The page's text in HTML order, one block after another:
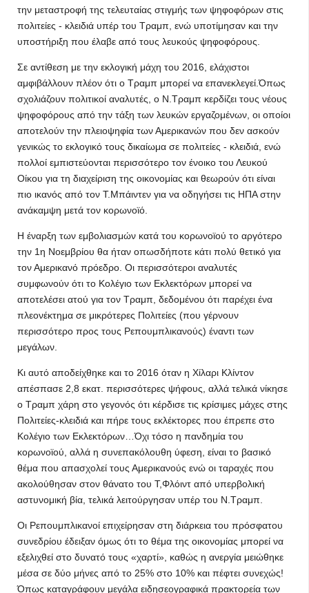
την μεταστροφή της τελευταίας στιγμής των ψηφοφόρων στις
πολιτείες - κλειδιά υπέρ του Τραμπ, ενώ υποτίμησαν και την
υποστήριξη που έλαβε από τους λευκούς ψηφοφόρους.
Σε αντίθεση με την εκλογική μάχη του 2016, ελάχιστοι
αμφιβάλλουν πλέον ότι ο Τραμπ μπορεί να επανεκλεγεί.Όπως
σχολιάζουν πολιτικοί αναλυτές, ο Ν.Τραμπ κερδίζει τους νέους
ψηφοφόρους από την τάξη των λευκών εργαζομένων, οι οποίοι
αποτελούν την πλειοψηφία των Αμερικανών που δεν ασκούν
γενικώς το εκλογικό τους δικαίωμα σε πολιτείες - κλειδιά, ενώ
πολλοί εμπιστεύονται περισσότερο τον ένοικο του Λευκού
Οίκου για τη διαχείριση της οικονομίας και θεωρούν ότι είναι
πιο ικανός από τον Τ.Μπάιντεν για να οδηγήσει τις ΗΠΑ στην
ανάκαμψη μετά τον κορωνοϊό.
Η έναρξη των εμβολιασμών κατά του κορωνοϊού το αργότερο
την 1η Νοεμβρίου θα ήταν οπωσδήποτε κάτι πολύ θετικό για
τον Αμερικανό πρόεδρο. Οι περισσότεροι αναλυτές
συμφωνούν ότι το Κολέγιο των Εκλεκτόρων μπορεί να
αποτελέσει ατού για τον Τραμπ, δεδομένου ότι παρέχει ένα
πλεονέκτημα σε μικρότερες Πολιτείες (που γέρνουν
περισσότερο προς τους Ρεπουμπλικανούς) έναντι των
μεγάλων.
Κι αυτό αποδείχθηκε και το 2016 όταν η Χίλαρι Κλίντον
απέσπασε 2,8 εκατ. περισσότερες ψήφους, αλλά τελικά νίκησε
ο Τραμπ χάρη στο γεγονός ότι κέρδισε τις κρίσιμες μάχες στης
Πολιτείες-κλειδιά και πήρε τους εκλέκτορες που έπρεπε στο
Κολέγιο των Εκλεκτόρων…Όχι τόσο η πανδημία του
κορωνοϊού, αλλά η συνεπακόλουθη ύφεση, είναι το βασικό
θέμα που απασχολεί τους Αμερικανούς ενώ οι ταραχές που
ακολούθησαν στον θάνατο του Τ,Φλόιντ από υπερβολική
αστυνομική βία, τελικά λειτούργησαν υπέρ του Ν.Τραμπ.
Οι Ρεπουμπλικανοί επιχείρησαν στη διάρκεια του πρόσφατου
συνεδρίου έδειξαν όμως ότι το θέμα της οικονομίας μπορεί να
εξελιχθεί στο δυνατό τους «χαρτί», καθώς η ανεργία μειώθηκε
μέσα σε δύο μήνες από το 25% στο 10% και πέφτει συνεχώς!
Όπως καταγράφουν μεγάλα ειδησεογραφικά πρακτορεία των